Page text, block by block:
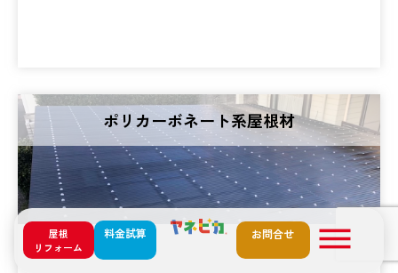
ポリカーボネート系屋根材
屋根
リフォーム
料金試算 お問合せ